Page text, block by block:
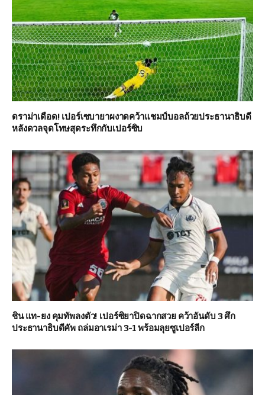
ดราม่าเดือด! เปอร์เซบายาผงาดคว้าแชมป์บอลถ้วยประธานาธิบดี
หลังดวลจุดโทษสุดระทึกกับเปอร์ซิบ
ชิน แท-ยง คุมทัพลงตัว! เปอร์ซิยาปิดฉากสวย คว้าอันดับ 3 ศึก
ประธานาธิบดีคัพ ถล่มอาเรม่า 3-1 พร้อมลุยซูเปอร์ลีก